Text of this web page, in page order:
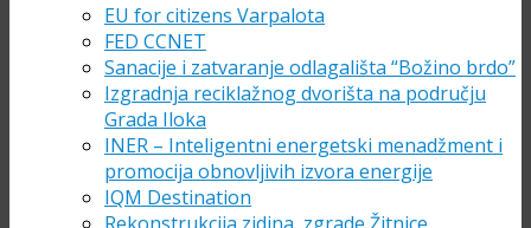
EU for citizens Varpalota
FED CCNET
Sanacije i zatvaranje odlagališta “Božino brdo”
Izgradnja reciklažnog dvorišta na području
Grada Iloka
INER – Inteligentni energetski menadžment i
promocija obnovljivih izvora energije
IQM Destination